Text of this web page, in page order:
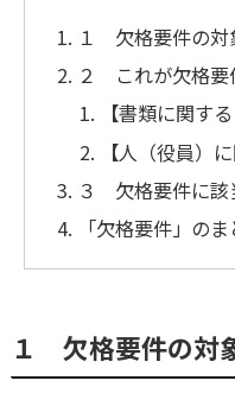
１ 欠格要件の対
２ これが欠格要
【書類に関する
【人（役員）
３ 欠格要件に該
「欠格要件」のま
１ 欠格要件の対